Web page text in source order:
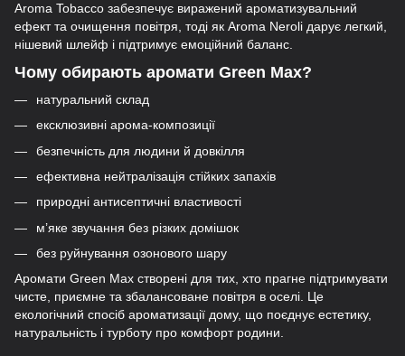
Aroma Tobacco забезпечує виражений ароматизувальний
ефект та очищення повітря, тоді як Aroma Neroli дарує легкий,
нішевий шлейф і підтримує емоційний баланс.
Чому обирають аромати Green Max?
натуральний склад
ексклюзивні арома-композиції
безпечність для людини й довкілля
ефективна нейтралізація стійких запахів
природні антисептичні властивості
м’яке звучання без різких домішок
без руйнування озонового шару
Аромати Green Max створені для тих, хто прагне підтримувати
чисте, приємне та збалансоване повітря в оселі. Це
екологічний спосіб ароматизації дому, що поєднує естетику,
натуральність і турботу про комфорт родини.